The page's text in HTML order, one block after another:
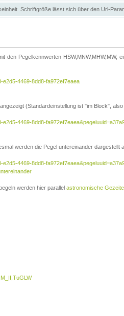
Schriftgröße lässt sich über den Url-
Pegelkennwerten HSW,MNW,MHW,MW,
e2d5-4469-8dd8-fa972ef7eaea
(Standardeinstellung ist "im Block",
4469-8dd8-
werden die Pegel untereinander dargestellt
4469-8dd8-
werden hier parallel astronomische